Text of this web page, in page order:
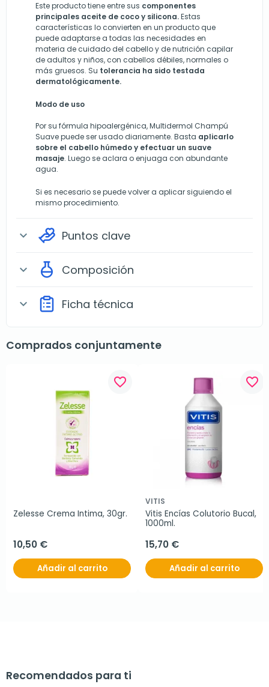
Este producto tiene entre sus componentes
principales aceite de coco y silicona.Estas
características lo convierten en un producto que
puede adaptarse a todas las necesidades en
materia de cuidado del cabello y de nutrición capilar
de adultos y niños, con cabellos débiles, normales o
más gruesos. Su tolerancia ha sido testada
dermatológicamente.
Modo de uso
Por su fórmula hipoalergénica, Multidermol Champú
Suave puede ser usado diariamente. Basta aplicarlo
sobre el cabello húmedo y efectuar un suave
masaje. Luego se aclara o enjuaga con abundante
agua.
Si es necesario se puede volver a aplicar siguiendo el
mismo procedimiento.
expand_more Puntos clave
expand_more Composición
expand_more Ficha técnica
Comprados conjuntamente
favorite_border
Zelesse Crema Intima, 30gr.
10,50 €
Añadir al carrito
favorite_border
VITIS
Vitis Encías Colutorio Bucal,
1000ml.
15,70 €
Añadir al carrito
Recomendados para ti